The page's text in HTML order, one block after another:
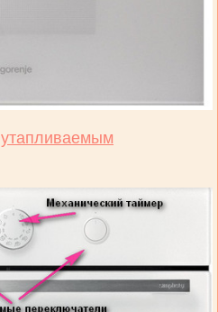
утапливаемым